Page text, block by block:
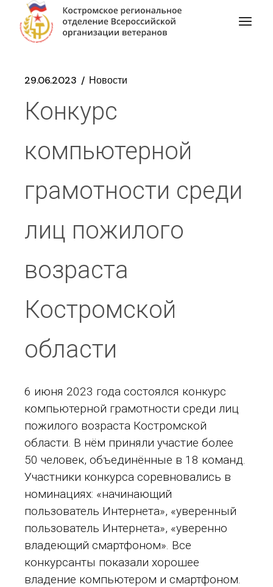
29.06.2023 Новости
Конкурс
компьютерной
грамотности среди
лиц пожилого
возраста
Костромской
области
6 июня 2023 года состоялся конкурс
компьютерной грамотности среди лиц
пожилого возраста Костромской
области. В нём приняли участие более
50 человек, объединённые в 18 команд.
Участники конкурса соревновались в
номинациях: «начинающий
пользователь Интернета», «уверенный
пользователь Интернета», «уверенно
владеющий смартфоном». Все
конкурсанты показали хорошее
владение компьютером и смартфоном.